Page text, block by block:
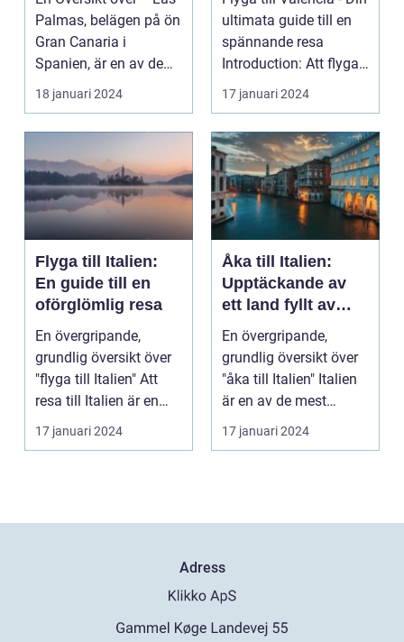
Palmas, belägen på ön
Gran Canaria i
Spanien, är en av de
mest populära des...
18 januari 2024
ultimata guide till en
spännande resa
Introduction: Att flyga
till Valenc...
17 januari 2024
Flyga till Italien:
En guide till en
oförglömlig resa
En övergripande,
grundlig översikt över
"flyga till Italien" Att
resa till Italien är en
dröm för m...
17 januari 2024
Åka till Italien:
Upptäckande av
ett land fyllt av
kultur, historia och
gästvänlighet
En övergripande,
grundlig översikt över
"åka till Italien" Italien
är en av de mest
populära destin...
17 januari 2024
Adress